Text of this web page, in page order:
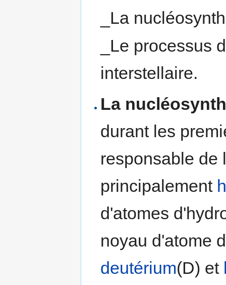
_La
_Le processus
interstellaire.
La
durant les
responsable de
principalement
d'atomes
noyau d'atome
deutérium(D) et